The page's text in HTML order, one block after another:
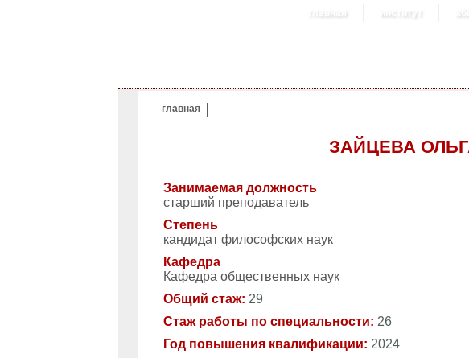
главная институт
ВЫ ЗДЕСЬ
главная
ЗАЙЦЕВА
Занимаемая должность
старший преподаватель
Степень
кандидат философских наук
Кафедра
Кафедра общественных наук
Общий стаж: 29
Стаж работы по специальности: 26
Год повышения квалификации: 2024